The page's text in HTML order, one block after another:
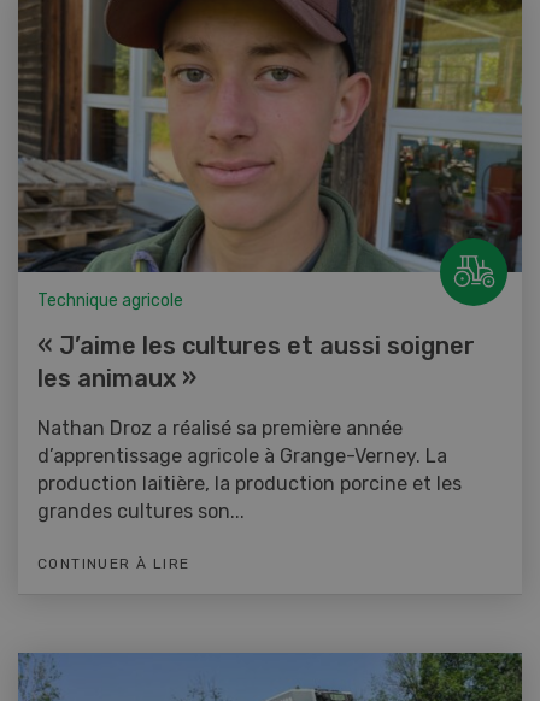
Technique agricole
« J’aime les cultures et aussi soigner
les animaux »
Nathan Droz a réalisé sa première année
d’apprentissage agricole à Grange-Verney. La
production laitière, la production porcine et les
grandes cultures son...
CONTINUER À LIRE